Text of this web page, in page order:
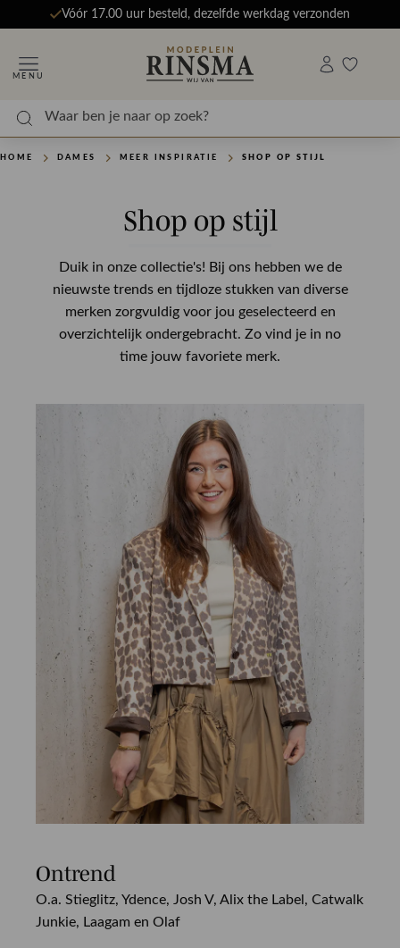
Vóór 17.00 uur besteld, dezelfde werkdag verzonden
MENU
HOME DAMES MEER INSPIRATIE SHOP OP STIJL
Shop op stijl
Duik in onze collectie's! Bij ons hebben we de
nieuwste trends en tijdloze stukken van diverse
merken zorgvuldig voor jou geselecteerd en
overzichtelijk ondergebracht. Zo vind je in no
time jouw favoriete merk.
Ontrend
O.a. Stieglitz, Ydence, Josh V, Alix the Label, Catwalk
Junkie, Laagam en Olaf